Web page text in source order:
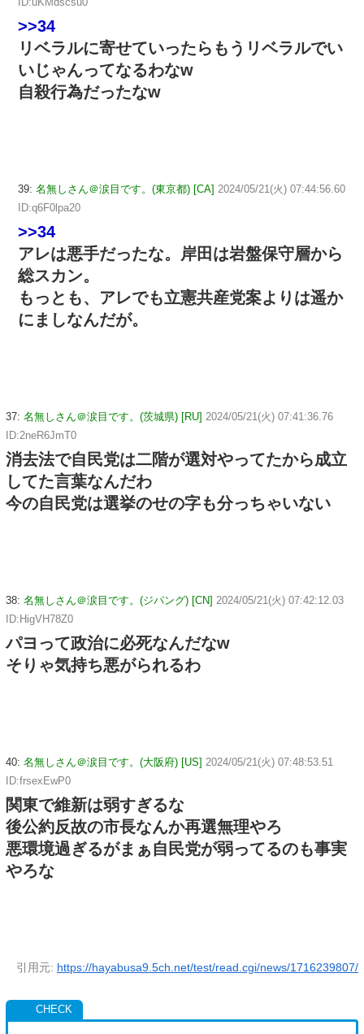
>>34
リベラルに寄せていったらもうリベラルでい
いじゃんってなるわなw
自殺行為だったなw
39: 名無しさん＠涙目です。(東京都) [CA] 2024/05/21(火) 07:44:56.60
ID:q6F0lpa20
>>34
アレは悪手だったな。岸田は岩盤保守層から
総スカン。
もっとも、アレでも立憲共産党案よりは遥か
にましなんだが。
37: 名無しさん＠涙目です。(茨城県) [RU] 2024/05/21(火) 07:41:36.76
ID:2neR6JmT0
消去法で自民党は二階が選対やってたから成立
してた言葉なんだわ
今の自民党は選挙のせの字も分っちゃいない
38: 名無しさん＠涙目です。(ジパング) [CN] 2024/05/21(火) 07:42:12.03
ID:HigVH78Z0
パヨって政治に必死なんだなw
そりゃ気持ち悪がられるわ
40: 名無しさん＠涙目です。(大阪府) [US] 2024/05/21(火) 07:48:53.51
ID:frsexEwP0
関東で維新は弱すぎるな
後公約反故の市長なんか再選無理やろ
悪環境過ぎるがまぁ自民党が弱ってるのも事実
やろな
引用元: https://hayabusa9.5ch.net/test/read.cgi/news/1716239807/